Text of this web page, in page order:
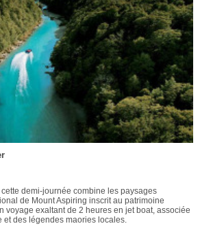
demi-journée combine les paysages
de Mount Aspiring inscrit au patrimoine
voyage exaltant de 2 heures en jet boat, associée
et des légendes maories locales.